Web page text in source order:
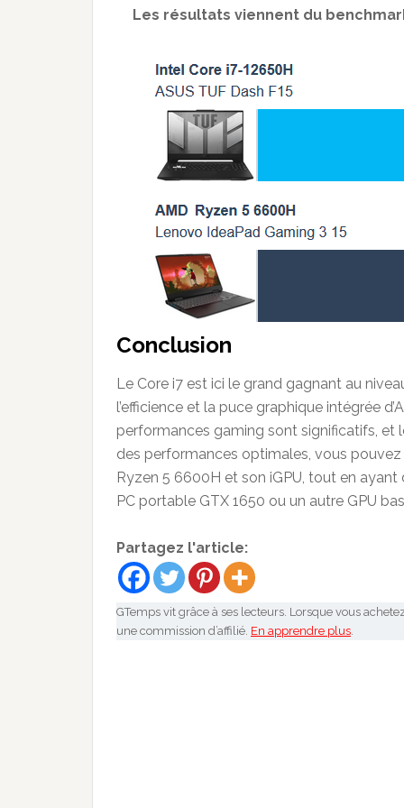
Les résultats viennent du
Conclusion
Le Core i7 est ici le grand gagnant au
l’efficience et la puce graphique intégrée
performances gaming sont significatifs, et
des performances optimales, vous
Ryzen 5 6600H et son iGPU, tout en
PC portable GTX 1650 ou un autre GPU
Partagez l'article:
GTemps vit grâce à ses lecteurs. Lorsque vous
une commission d’affilié. En apprendre plus.